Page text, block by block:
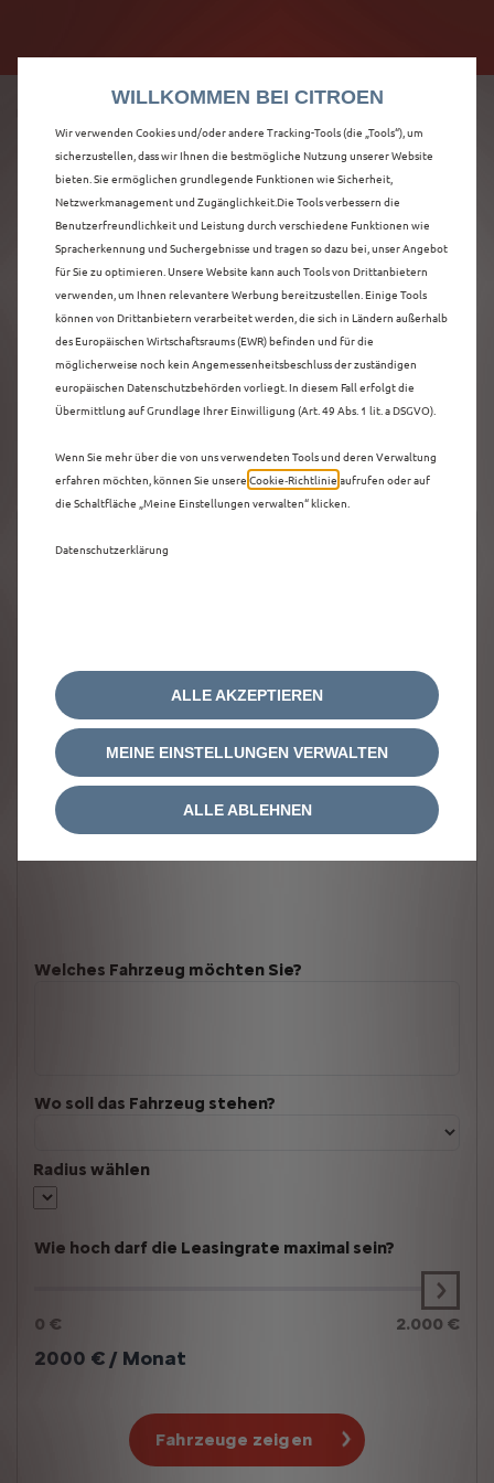
ENTDECKEN SIE ALLE
Ë-C3 AIRCROSS
NEUWAGEN MIT
ELEKTRO ANTRIEB IN
HILDESHEIM
Welches Fahrzeug möchten Sie?
Wo soll das Fahrzeug stehen?
Radius wählen
Wie hoch darf die Leasingrate maximal sein?
0 € 2.000 €
2000 € / Monat
Fahrzeuge zeigen
WILLKOMMEN BEI CITROEN
Wir verwenden Cookies und/oder andere Tracking-Tools (die „Tools“), um
sicherzustellen, dass wir Ihnen die bestmögliche Nutzung unserer Website
bieten. Sie ermöglichen grundlegende Funktionen wie Sicherheit,
Netzwerkmanagement und Zugänglichkeit.Die Tools verbessern die
Benutzerfreundlichkeit und Leistung durch verschiedene Funktionen wie
Spracherkennung und Suchergebnisse und tragen so dazu bei, unser Angebot
für Sie zu optimieren. Unsere Website kann auch Tools von Drittanbietern
verwenden, um Ihnen relevantere Werbung bereitzustellen. Einige Tools
können von Drittanbietern verarbeitet werden, die sich in Ländern außerhalb
des Europäischen Wirtschaftsraums (EWR) befinden und für die
möglicherweise noch kein Angemessenheitsbeschluss der zuständigen
europäischen Datenschutzbehörden vorliegt. In diesem Fall erfolgt die
Übermittlung auf Grundlage Ihrer Einwilligung (Art. 49 Abs. 1 lit. a DSGVO).
Wenn Sie mehr über die von uns verwendeten Tools und deren Verwaltung
erfahren möchten, können Sie unsere Cookie‑Richtlinie aufrufen oder auf
die Schaltfläche „Meine Einstellungen verwalten“ klicken.
Datenschutzerklärung
MEINE EINSTELLUNGEN VERWALTEN
ALLE AKZEPTIEREN
ALLE ABLEHNEN